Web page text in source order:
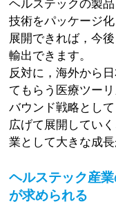
ヘルステックの製
技術をパッケージ
展開できれば，今
輸出できます。
反対に，海外から
てもらう医療ツー
バウンド戦略とし
広げて展開してい
業として大きな成長
ヘルステック産
が求められる